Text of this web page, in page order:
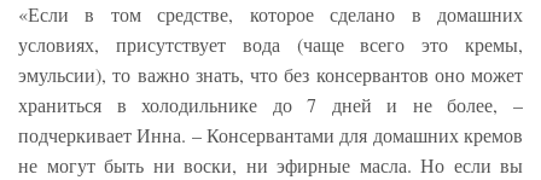
«Если в том средстве, которое сделано в домашних
условиях, присутствует вода (чаще всего это кремы,
эмульсии), то важно знать, что без консервантов оно может
храниться в холодильнике до 7 дней и не более, –
подчеркивает Инна. – Консервантами для домашних кремов
не могут быть ни воски, ни эфирные масла. Но если вы